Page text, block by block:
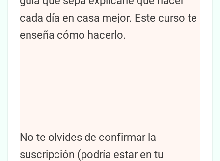
cada día en casa mejor. Este curso te
enseña cómo hacerlo.
No te olvides de confirmar la
suscripción (podría estar en tu